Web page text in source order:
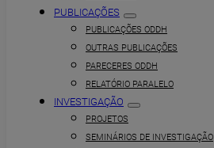
PUBLICAÇÕES
PUBLICAÇÕES ODDH
OUTRAS PUBLICAÇÕES
PARECERES ODDH
RELATÓRIO PARALELO
INVESTIGAÇÃO
PROJETOS
SEMINÁRIOS DE INVESTIGAÇÃO